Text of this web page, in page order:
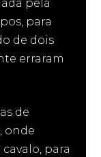
pela
para
de dois
erraram
de
onde
para